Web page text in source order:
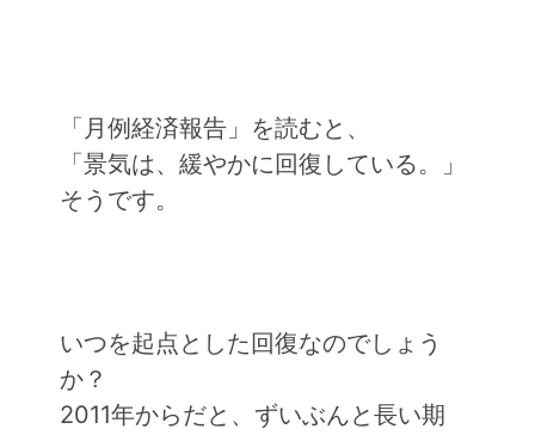
「月例経済報告」を読むと、
「景気は、緩やかに回復している。」
そうです。
いつを起点とした回復なのでしょう
か？
2011年からだと、ずいぶんと長い期